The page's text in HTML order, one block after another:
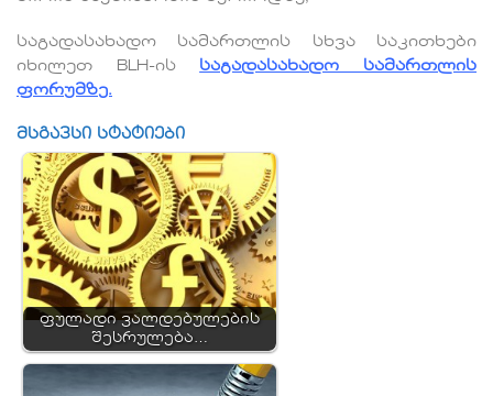
საგადასახადო სამართლის სხვა საკითხები
იხილეთ BLH-ის საგადასახადო სამართლის
ფორუმზე.
მსგავსი სტატიები
ფულადი ვალდებულების
შესრულება…